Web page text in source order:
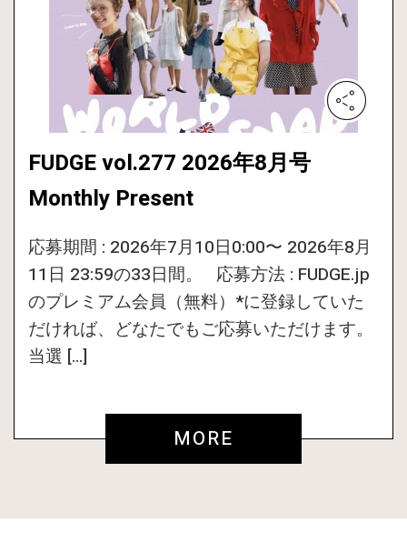
FUDGE vol.277 2026年8月号
Monthly Present
応募期間 : 2026年7月10日0:00〜 2026年8月
11日 23:59の33日間。 応募方法 : FUDGE.jp
のプレミアム会員（無料）*に登録していた
だければ、どなたでもご応募いただけます。
当選 […]
MORE